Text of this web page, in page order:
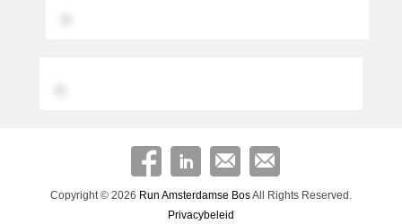
Copyright © 2026 Run Amsterdamse BosAll Rights Reserved.
Privacybeleid